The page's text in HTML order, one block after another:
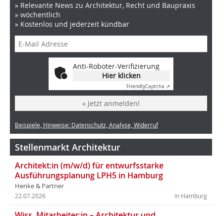
» Relevante News zu Architektur, Recht und Baupraxis
» wöchentlich
» Kostenlos und jederzeit kündbar
Anti-Roboter-Verifizierung
Hier klicken
FriendlyCaptcha ⇗
» Jetzt anmelden!
Beispiele, Hinweise: Datenschutz, Analyse, Widerruf
Stellenmarkt Architektur
Architekt:in (m/w/d) für entwurfsstarke
Ausführungsplanung LPH5 in Hamburg
Henke & Partner
in Hamburg
22.07.2026